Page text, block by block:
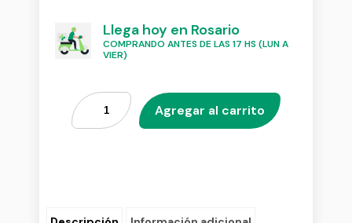
Llega hoy en Rosario
COMPRANDO ANTES DE LAS 17 HS (LUN A
VIER)
Agregar al carrito